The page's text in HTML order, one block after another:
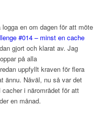
en om dagen för att möte
#014 – minst en cache
gjort och klarat av. Jag
på alla
uppfyllt kraven för flera
ännu. Nåväl, nu så var det
i närområdet för att
en månad.